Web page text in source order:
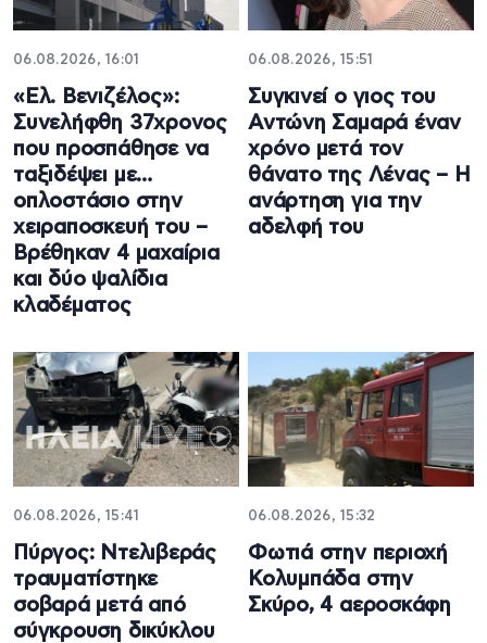
06.08.2026, 16:01
«Ελ. Βενιζέλος»:
Συνελήφθη 37χρονος
που προσπάθησε να
ταξιδέψει με…
οπλοστάσιο στην
χειραποσκευή του –
Βρέθηκαν 4 μαχαίρια
και δύο ψαλίδια
κλαδέματος
06.08.2026, 15:51
Συγκινεί ο γιος του
Αντώνη Σαμαρά έναν
χρόνο μετά τον
θάνατο της Λένας – Η
ανάρτηση για την
αδελφή του
06.08.2026, 15:41
Πύργος: Ντελιβεράς
τραυματίστηκε
σοβαρά μετά από
σύγκρουση δικύκλου
06.08.2026, 15:32
Φωτιά στην περιοχή
Κολυμπάδα στην
Σκύρο, 4 αεροσκάφη